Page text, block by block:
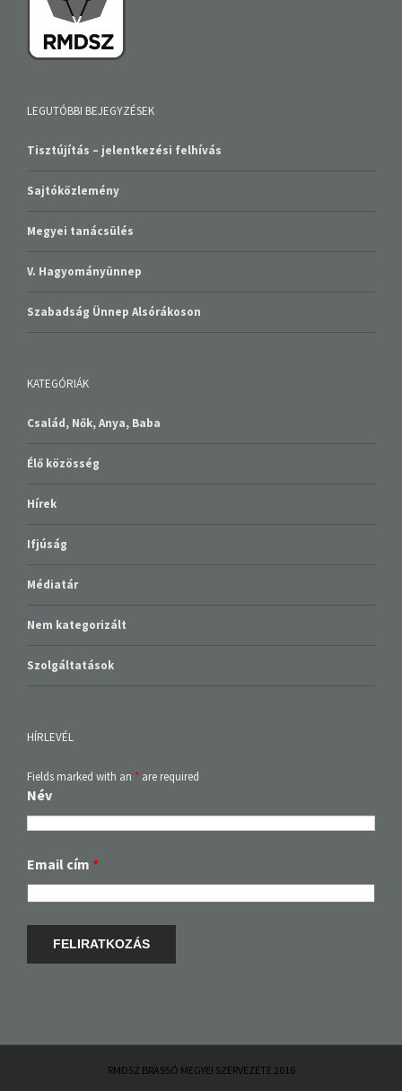
LEGUTÓBBI BEJEGYZÉSEK
Tisztújítás – jelentkezési felhívás
Sajtóközlemény
Megyei tanácsülés
V. Hagyományünnep
Szabadság Ünnep Alsórákoson
KATEGÓRIÁK
Család, Nők, Anya, Baba
Élő közösség
Hírek
Ifjúság
Médiatár
Nem kategorizált
Szolgáltatások
HÍRLEVÉL
Fields marked with an * are required
Név
Email cím *
RMDSZ BRASSÓ MEGYEI SZERVEZETE 2016